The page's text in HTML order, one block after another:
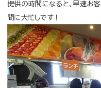
提供の時間になると、早速お
間に大忙しです！